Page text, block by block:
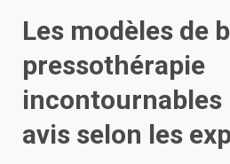
Les modèles de
pressothérapie
incontournables
avis selon les